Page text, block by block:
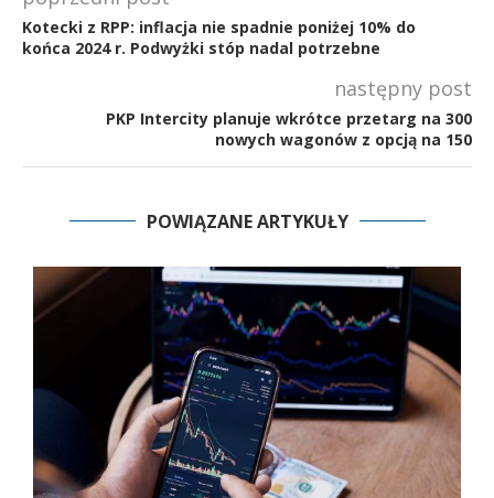
Kotecki z RPP: inflacja nie spadnie poniżej 10% do
końca 2024 r. Podwyżki stóp nadal potrzebne
następny post
PKP Intercity planuje wkrótce przetarg na 300
nowych wagonów z opcją na 150
POWIĄZANE ARTYKUŁY